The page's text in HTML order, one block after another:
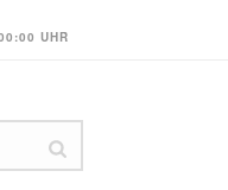
UHR